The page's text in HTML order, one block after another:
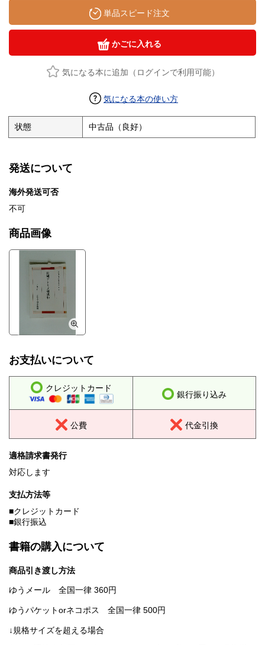
単品スピード注文
かごに入れる
気になる本に追加（ログインで利用可能）
気になる本の使い方
状態 中古品（良好）
発送について
海外発送可否
不可
商品画像
お支払いについて
クレジットカード
銀行振り込み
公費 代金引換
適格請求書発行
対応します
支払方法等
■クレジットカード
■銀行振込
書籍の購入について
商品引き渡し方法
ゆうメール 全国一律 360円
ゆうパケットorネコポス 全国一律 500円
↓規格サイズを超える場合